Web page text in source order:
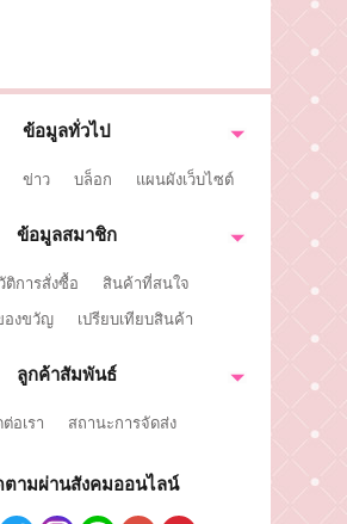
ข้อมูลทั่วไป
ข่าว บล็อก แผนผังเว็บไซต์
ข้อมูลสมาชิก
ติการสั่งซื้อ
สินค้าที่สนใจ
องขวัญ
เปรียบเทียบสินค้า
ลูกค้าสัมพันธ์
อเรา สถานะการจัดส่ง
ตามผ่านสังคมออนไลน์